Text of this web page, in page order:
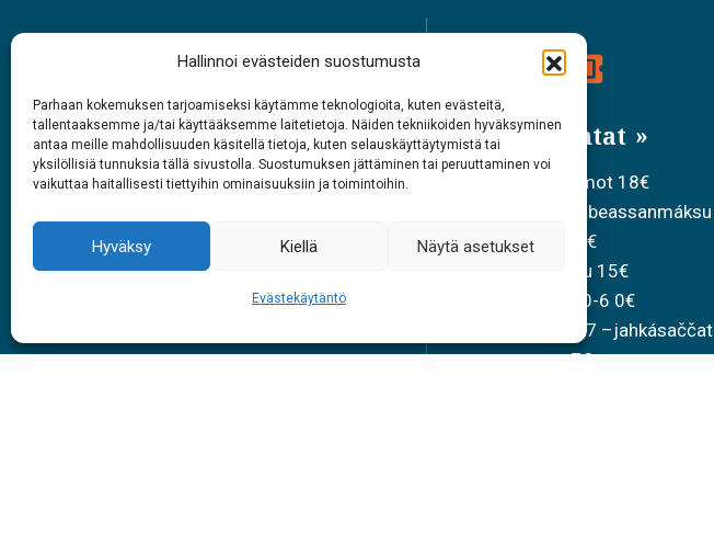
Hallinnoi evästeiden suostumusta
Parhaan kokemuksen tarjoamiseksi käytämme teknologioita, kuten evästeitä,
tallentaaksemme ja/tai käyttääksemme laitetietoja. Näiden tekniikoiden hyväksyminen
antaa meille mahdollisuuden käsitellä tietoja, kuten selauskäyttäytymistä tai
yksilöllisiä tunnuksia tällä sivustolla. Suostumuksen jättäminen tai peruuttaminen voi
vaikuttaa haitallisesti tiettyihin ominaisuuksiin ja toimintoihin.
Hyväksy Kiellä Näytä asetukset
Evästekäytäntö
Rabasáiggit
1.6. – 27.9.2026
9 – 18
#siidashop
Bileahtat
Ollesolbmot 18€
Vuoliduvvon sisabeassanmáksu
15€
Joavku 15€
Mánát 0-6 0€
Skuvlamánát 7-17 –jahkásaččat
7€